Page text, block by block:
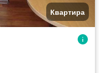
Квартира